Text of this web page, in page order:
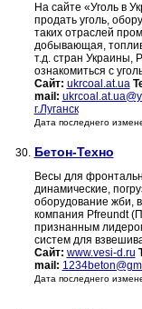
На сайте «Уголь в
продать уголь,
таких отраслей
добывающая,
т.д. стран Украины,
ознакомиться с
Сайт: ukrcoal.at.ua
mail:
г.Луганск
Дата последнего
30. Бетон-Техно
Весы для
динамические,
оборудование жби,
компания Pfreundt
признанным
систем для
Сайт: www.vesi-d.ru
mail:
Дата последнего